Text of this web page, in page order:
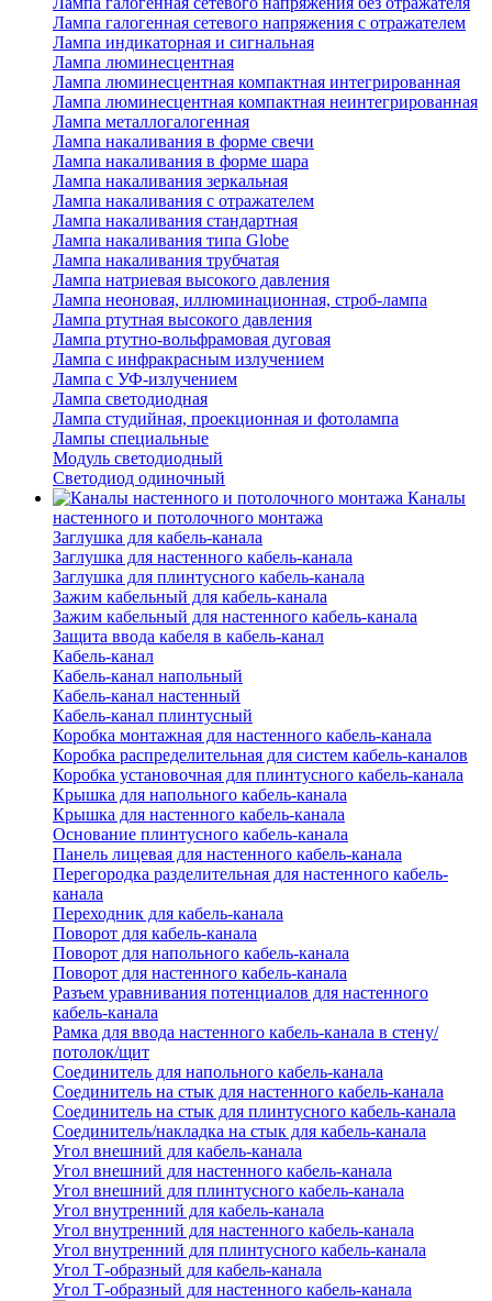
Лампа галогенная сетевого напряжения с отражателем
Лампа индикаторная и сигнальная
Лампа люминесцентная
Лампа люминесцентная компактная интегрированная
Лампа люминесцентная компактная неинтегрированная
Лампа металлогалогенная
Лампа накаливания в форме свечи
Лампа накаливания в форме шара
Лампа накаливания зеркальная
Лампа накаливания с отражателем
Лампа накаливания стандартная
Лампа накаливания типа Globe
Лампа накаливания трубчатая
Лампа натриевая высокого давления
Лампа неоновая, иллюминационная, строб-лампа
Лампа ртутная высокого давления
Лампа ртутно-вольфрамовая дуговая
Лампа с инфракрасным излучением
Лампа с УФ-излучением
Лампа светодиодная
Лампа студийная, проекционная и фотолампа
Лампы специальные
Модуль светодиодный
Светодиод одиночный
Каналы
настенного и потолочного монтажа
Заглушка для кабель-канала
Заглушка для настенного кабель-канала
Заглушка для плинтусного кабель-канала
Зажим кабельный для кабель-канала
Зажим кабельный для настенного кабель-канала
Защита ввода кабеля в кабель-канал
Кабель-канал
Кабель-канал напольный
Кабель-канал настенный
Кабель-канал плинтусный
Коробка монтажная для настенного кабель-канала
Коробка распределительная для систем кабель-каналов
Коробка установочная для плинтусного кабель-канала
Крышка для напольного кабель-канала
Крышка для настенного кабель-канала
Основание плинтусного кабель-канала
Панель лицевая для настенного кабель-канала
Перегородка разделительная для настенного кабель-
канала
Переходник для кабель-канала
Поворот для кабель-канала
Поворот для напольного кабель-канала
Поворот для настенного кабель-канала
Разъем уравнивания потенциалов для настенного
кабель-канала
Рамка для ввода настенного кабель-канала в стену/
потолок/щит
Соединитель для напольного кабель-канала
Соединитель на стык для настенного кабель-канала
Соединитель на стык для плинтусного кабель-канала
Соединитель/накладка на стык для кабель-канала
Угол внешний для кабель-канала
Угол внешний для настенного кабель-канала
Угол внешний для плинтусного кабель-канала
Угол внутренний для кабель-канала
Угол внутренний для настенного кабель-канала
Угол внутренний для плинтусного кабель-канала
Угол Т-образный для кабель-канала
Угол Т-образный для настенного кабель-канала